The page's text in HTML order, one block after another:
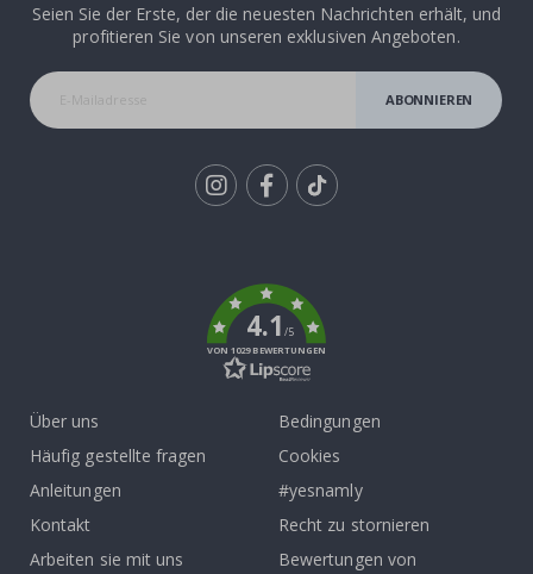
Seien Sie der Erste, der die neuesten Nachrichten erhält, und
profitieren Sie von unseren exklusiven Angeboten.
ABONNIEREN
4.1/5
VON 1029 BEWERTUNGEN
Über uns
Häufig gestellte fragen
Anleitungen
Kontakt
Arbeiten sie mit uns
Bedingungen
Cookies
#yesnamly
Recht zu stornieren
Bewertungen von